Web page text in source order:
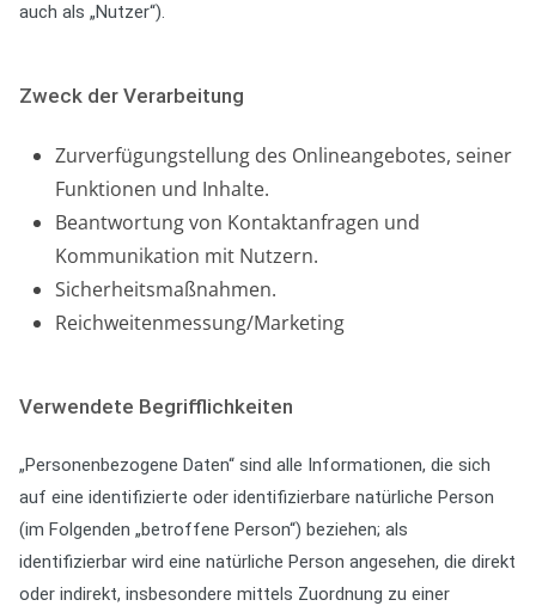
auch als „Nutzer“).
Zweck der Verarbeitung
Zurverfügungstellung des Onlineangebotes, seiner
Funktionen und Inhalte.
Beantwortung von Kontaktanfragen und
Kommunikation mit Nutzern.
Sicherheitsmaßnahmen.
Reichweitenmessung/Marketing
Verwendete Begrifflichkeiten
„Personenbezogene Daten“ sind alle Informationen, die sich
auf eine identifizierte oder identifizierbare natürliche Person
(im Folgenden „betroffene Person“) beziehen; als
identifizierbar wird eine natürliche Person angesehen, die direkt
oder indirekt, insbesondere mittels Zuordnung zu einer